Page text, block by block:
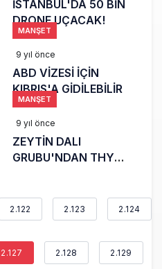
İSTANBUL'DA 50 BİN
DRONE UÇACAK!
MANŞET
9 yıl önce
ABD VİZESİ İÇİN
KIBRIS'A GİDİLEBİLİR
MANŞET
9 yıl önce
ZEYTİN DALI
GRUBU'NDAN THY
2.122 2.123 2.124
2.127 2.128 2.129